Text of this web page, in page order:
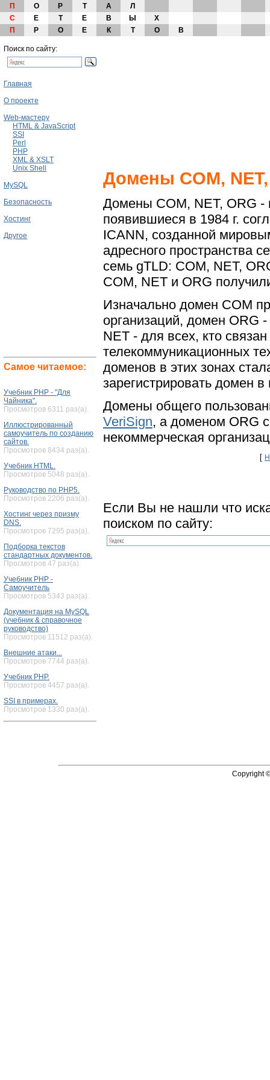
П О Р Т А
Л
С
Е Т Е В Ы
Х
П
Р О Е К Т О В
Поиск по сайту:
Главная
О проекте
Web-мастеру
HTML & JavaScript
SSI
Perl
PHP
XML & XSLT
Unix Shell
MySQL
Безопасность
Хостинг
Другое
Самое читаемое:
Учебник PHP - "Для
Чайника".
Просмотров 6311 раз(а).
Иллюстрированный
самоучитель по созданию
сайтов.
Просмотров 8434 раз(а).
Учебник HTML.
Просмотров 5048 раз(а).
Руководство по PHP5.
Просмотров 2206 раз(а).
Хостинг через призму
DNS.
Просмотров 7295 раз(а).
Подборка текстов
стандартных документов.
Просмотров 47 раз(а).
Учебник PHP -
Самоучитель
Просмотров 5343 раз(а).
Документация на MySQL
(учебник & справочное
руководство)
Просмотров 11512 раз(а).
Внешние атаки...
Просмотров 7744 раз(а).
Учебник PHP.
Просмотров 4457 раз(а).
SSI в примерах.
Просмотров 1330 раз(а).
Домены СOM, NET,
Домены СOM, NET, ORG -
появившиеся в 1984 г.
ICANN, созданной
адресного пространства
семь gTLD: COM, NET,
СOM, NET и ORG
Изначально домен СOM
организаций, домен ORG
NET - для всех, кто
телекоммуникационных
доменов в этих зонах
зарегистрировать домен
Домены общего
VeriSign, а доменом ORG
некоммерческая
[
Если Вы не нашли что
поиском по сайту:
Copyright